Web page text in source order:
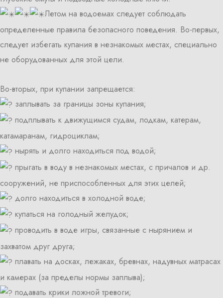
Летом на водоемах следует соблюдать
определенные правила безопасного поведения. Во-первых,
следует избегать купания в незнакомых местах, специально
не оборудованных для этой цели.
Во-вторых, при купании запрещается:
заплывать за границы зоны купания;
подплывать к движущимся судам, лодкам, катерам,
катамаранам, гидроциклам;
нырять и долго находиться под водой;
прыгать в воду в незнакомых местах, с причалов и др.
сооружений, не приспособленных для этих целей;
долго находиться в холодной воде;
купаться на голодный желудок;
проводить в воде игры, связанные с нырянием и
захватом друг друга;
плавать на досках, лежаках, бревнах, надувных матрасах
и камерах (за пределы нормы заплыва);
подавать крики ложной тревоги;